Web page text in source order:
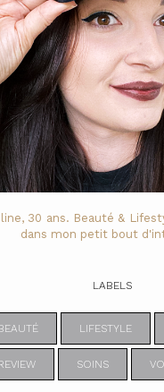
30 ans. Beauté &
dans mon petit bout
LABELS
LIFESTYLE
SOINS